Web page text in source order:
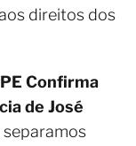
direitos dos
Confirma
de José
separamos